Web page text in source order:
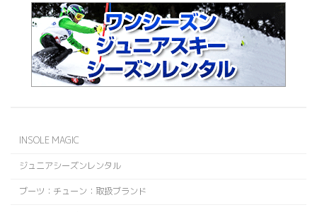
INSOLE MAGIC
ジュニアシーズンレンタル
ブーツ：チューン：取扱ブランド